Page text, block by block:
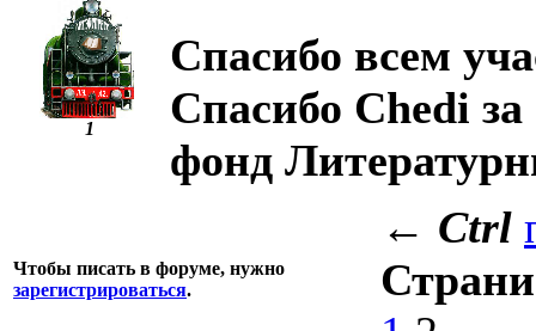
1
Спасибо всем
Спасибо Chedi за
фонд
Чтобы писать в форуме, нужно
зарегистрироваться.
← Ctrl